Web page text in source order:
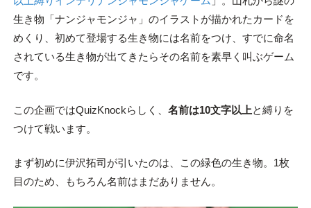
生き物「ナンジャモンジャ」のイラストが描かれたカードを
めくり、初めて登場する生き物には名前をつけ、すでに命名
されている生き物が出てきたらその名前を素早く叫ぶゲーム
です。
この企画ではQuizKnockらしく、 名前は10文字以上と縛りを
つけて戦います。
まず初めに伊沢拓司が引いたのは、この緑色の生き物。1枚
目のため、もちろん名前はまだありません。